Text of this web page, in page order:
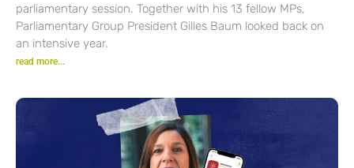
parliamentary session. Together with his 13 fellow MPs,
Parliamentary Group President Gilles Baum looked back on
an intensive year.
read more...